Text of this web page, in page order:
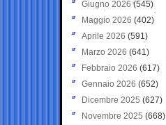
Giugno 2026 (545)
Maggio 2026 (402)
Aprile 2026 (591)
Marzo 2026 (641)
Febbraio 2026 (617)
Gennaio 2026 (652)
Dicembre 2025 (627)
Novembre 2025 (668)